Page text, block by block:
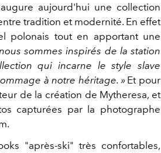
aujourd'hui une collection
tradition et modernité. En effet
polonais tout en apportant une
sommes inspirés de la station
qui incarne le style slave
à notre héritage. »Et pour
de la création de Mytheresa, et
capturées par la photographe
"après-ski" très confortables,